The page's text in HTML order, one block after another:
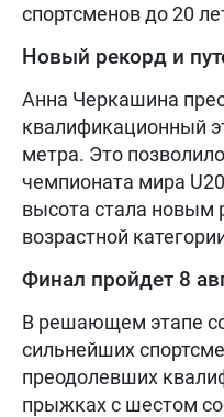
спортсменов до 20
Новый рекорд и
Анна Черкашина
квалификационный
метра. Это
чемпионата мира
высота стала новым
возрастной
Финал пройдет 8
В решающем этапе
сильнейших
преодолевших
прыжках с шестом